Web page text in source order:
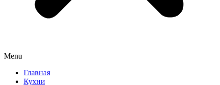
Menu
Главная
Кухни